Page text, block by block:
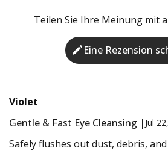
Teilen Sie Ihre Meinung mit
Eine Rezension
Violet
Gentle & Fast Eye Cleansing | Jul
Safely flushes out dust, debris,